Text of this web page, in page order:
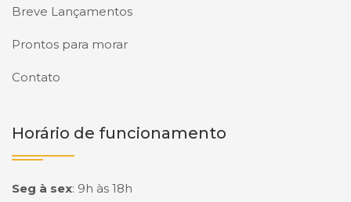
Breve Lançamentos
Prontos para morar
Contato
Horário de funcionamento
Seg à sex: 9h às 18h